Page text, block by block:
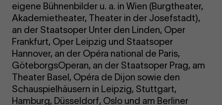
eigene Bühnenbilder u. a. in Wien (Burgtheater,
Akademietheater, Theater in der Josefstadt),
an der Staatsoper Unter den Linden, Oper
Frankfurt, Oper Leipzig und Staatsoper
Hannover, an der Opéra national de Paris,
GöteborgsOperan, an der Staatsoper Prag, am
Theater Basel, Opéra de Dijon sowie den
Schauspielhäusern in Leipzig, Stuttgart,
Hamburg, Düsseldorf, Oslo und am Berliner